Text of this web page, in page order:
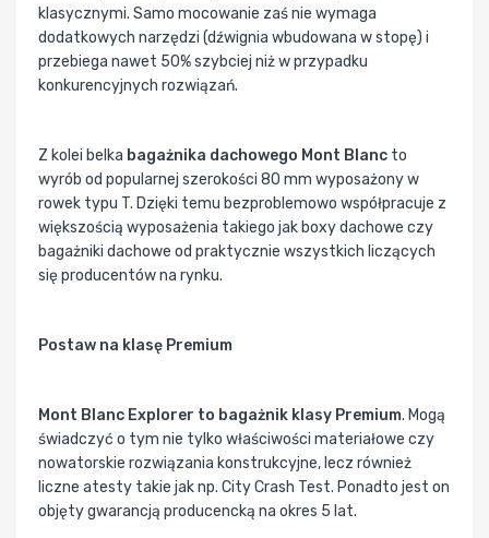
klasycznymi. Samo mocowanie zaś nie wymaga
dodatkowych narzędzi (dźwignia wbudowana w stopę) i
przebiega nawet 50% szybciej niż w przypadku
konkurencyjnych rozwiązań.
Z kolei belka bagażnika dachowego Mont Blanc to
wyrób od popularnej szerokości 80 mm wyposażony w
rowek typu T. Dzięki temu bezproblemowo współpracuje z
większością wyposażenia takiego jak boxy dachowe czy
bagażniki dachowe od praktycznie wszystkich liczących
się producentów na rynku.
Postaw na klasę Premium
Mont Blanc Explorer to bagażnik klasy Premium. Mogą
świadczyć o tym nie tylko właściwości materiałowe czy
nowatorskie rozwiązania konstrukcyjne, lecz również
liczne atesty takie jak np. City Crash Test. Ponadto jest on
objęty gwarancją producencką na okres 5 lat.